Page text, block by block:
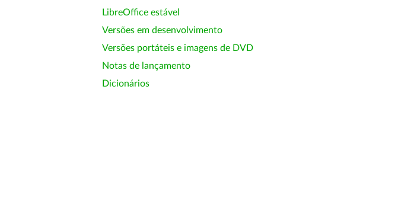
LibreOffice estável
Versões em desenvolvimento
Versões portáteis e imagens de DVD
Notas de lançamento
Dicionários